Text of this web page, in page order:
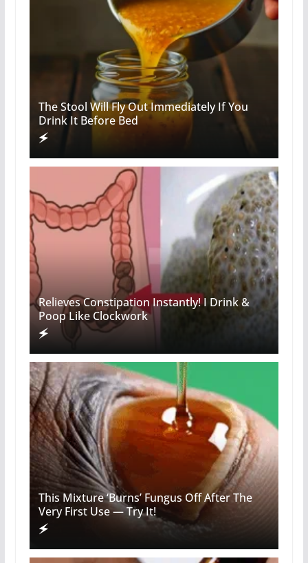
The Stool Will Fly Out Immediately If You
Drink It Before Bed
Relieves Constipation Instantly! I Drink &
Poop Like Clockwork
This Mixture ‘Burns’ Fungus Off After The
Very First Use — Try It!